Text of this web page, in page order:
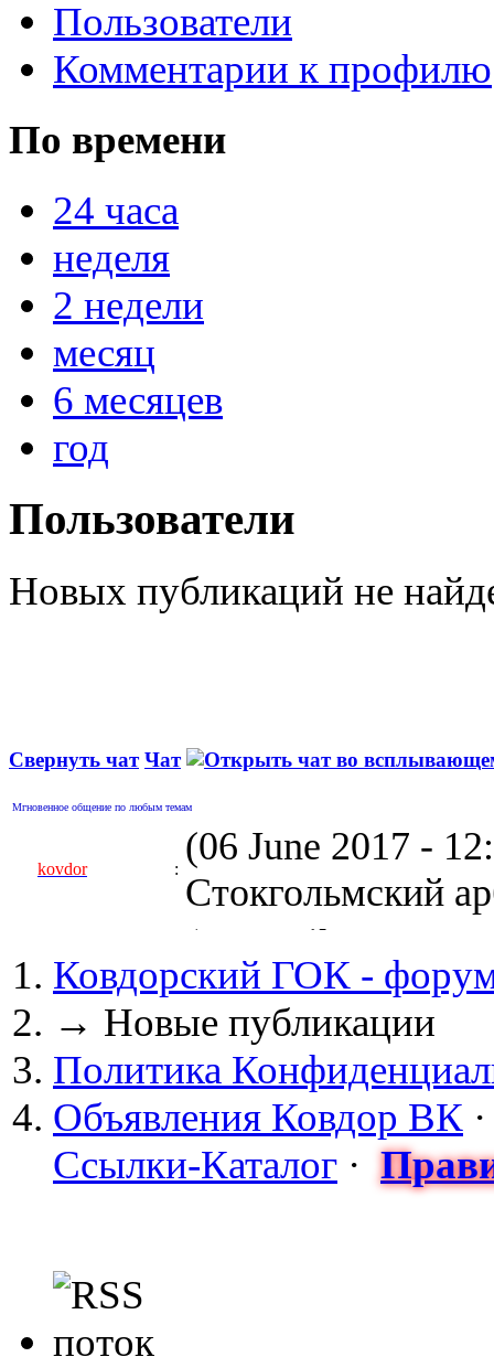
Пользователи
Комментарии к профилю
По времени
24 часа
неделя
2 недели
месяц
6 месяцев
год
Пользователи
Новых публикаций не
Свернуть чат Чат
Мгновенное общение по любым темам
kovdor :
(06 June 2017 -
Стокгольмский
kovdor
(05 April 2017 -
пустили
Сизонов Андрей :
(04 March 2017 -
майдан?
cont.ws/
kovdor
Ковдорский ГОК -
→ Новые публикации
Политика
Объявления Ковдор ВК
Ссылки-Каталог ·